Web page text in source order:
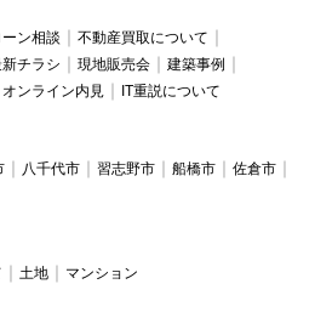
ン相談
不動産買取について
チラシ 現地販売会
建築事例
オンライン内見 IT重説について
八千代市 習志野市 船橋市
佐倉市
土地 マンション